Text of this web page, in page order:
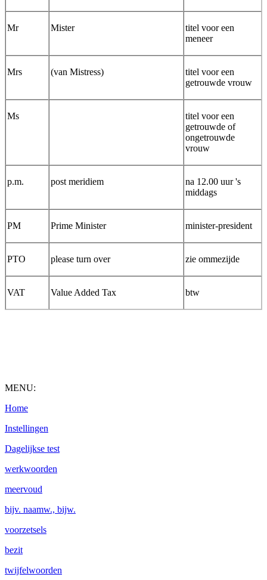
Mr Mister
titel voor een
meneer
Mrs (van Mistress)
titel voor een
getrouwde vrouw
Ms
titel voor een
getrouwde of
ongetrouwde
vrouw
p.m. post meridiem
na 12.00 uur 's
middags
PM Prime Minister minister-president
PTO please turn over zie ommezijde
VAT Value Added Tax btw
MENU:
Home
Instellingen
Dagelijkse test
werkwoorden
meervoud
bijv. naamw., bijw.
voorzetsels
bezit
twijfelwoorden